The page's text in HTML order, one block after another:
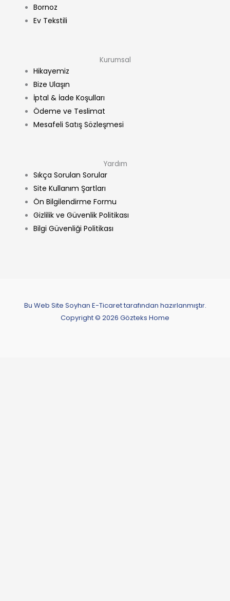
Bornoz
Ev Tekstili
Kurumsal
Hikayemiz
Bize Ulaşın
İptal & İade Koşulları
Ödeme ve Teslimat
Mesafeli Satış Sözleşmesi
Yardım
Sıkça Sorulan Sorular
Site Kullanım Şartları
Ön Bilgilendirme Formu
Gizlilik ve Güvenlik Politikası
Bilgi Güvenliği Politikası
Bu Web Site Soyhan E-Ticaret tarafından hazırlanmıştır.
Copyright © 2026 Gözteks Home